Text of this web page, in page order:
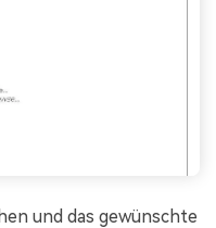
und das gewünschte